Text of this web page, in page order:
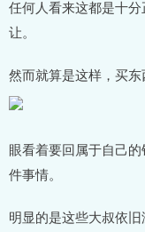
任何人看来这都是十
让。
然而就算是这样，买东
眼看着要回属于自己
件事情。
明显的是这些大叔依